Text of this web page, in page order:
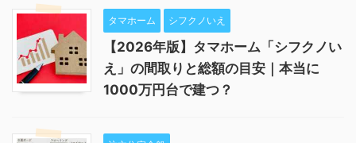
タマホーム シフクノいえ
【2026年版】タマホーム「シフクノい
え」の間取りと総額の目安｜本当に
1000万円台で建つ？